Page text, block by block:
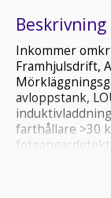
Beskrivning
Inkommer
Framhjulsdrift,
avloppstank,
farthållare >30
EH DIESEL